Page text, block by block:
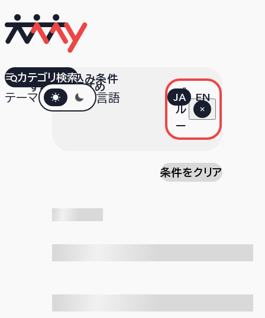
すべておすすめ
テーマダークモード言語 JA EN
カテゴリ検索絞り込み条件
ブ
ル
ー
条件をクリア